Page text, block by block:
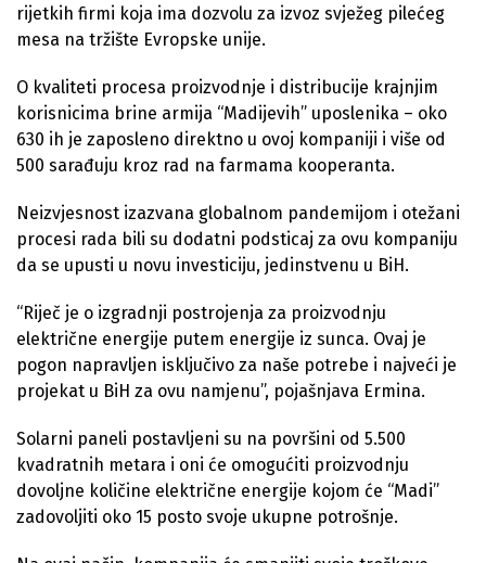
rijetkih firmi koja ima dozvolu za izvoz svježeg pilećeg
mesa na tržište Evropske unije.
O kvaliteti procesa proizvodnje i distribucije krajnjim
korisnicima brine armija “Madijevih” uposlenika – oko
630 ih je zaposleno direktno u ovoj kompaniji i više od
500 sarađuju kroz rad na farmama kooperanta.
Neizvjesnost izazvana globalnom pandemijom i otežani
procesi rada bili su dodatni podsticaj za ovu kompaniju
da se upusti u novu investiciju, jedinstvenu u BiH.
“Riječ je o izgradnji postrojenja za proizvodnju
električne energije putem energije iz sunca. Ovaj je
pogon napravljen isključivo za naše potrebe i najveći je
projekat u BiH za ovu namjenu”, pojašnjava Ermina.
Solarni paneli postavljeni su na površini od 5.500
kvadratnih metara i oni će omogućiti proizvodnju
dovoljne količine električne energije kojom će “Madi”
zadovoljiti oko 15 posto svoje ukupne potrošnje.